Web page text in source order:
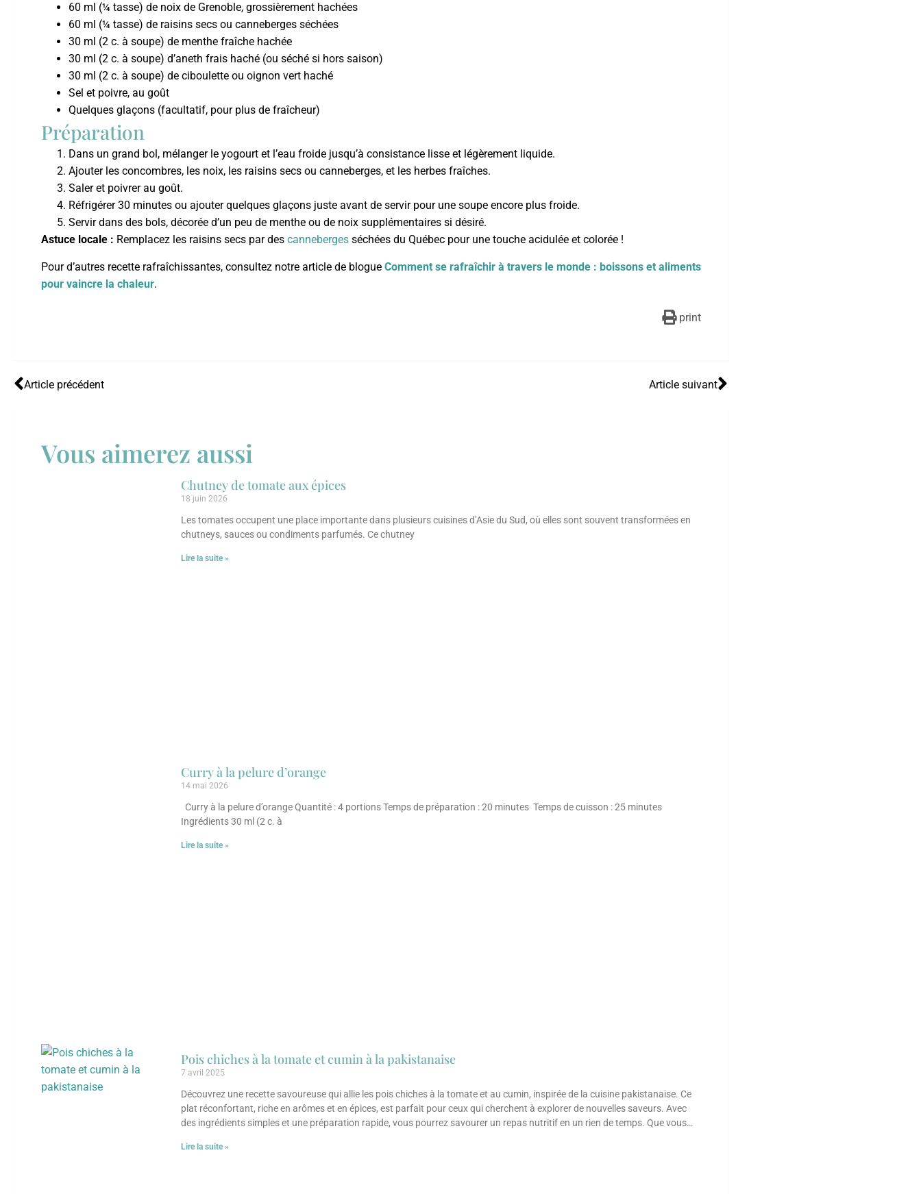
60 ml (¼ tasse) de noix de Grenoble, grossièrement hachées
60 ml (¼ tasse) de raisins secs ou canneberges séchées
30 ml (2 c. à soupe) de menthe fraîche hachée
30 ml (2 c. à soupe) d’aneth frais haché (ou séché si hors saison)
30 ml (2 c. à soupe) de ciboulette ou oignon vert haché
Sel et poivre, au goût
Quelques glaçons (facultatif, pour plus de fraîcheur)
Préparation
Dans un grand bol, mélanger le yogourt et l’eau froide jusqu’à consistance lisse et légèrement liquide.
Ajouter les concombres, les noix, les raisins secs ou canneberges, et les herbes fraîches.
Saler et poivrer au goût.
Réfrigérer 30 minutes ou ajouter quelques glaçons juste avant de servir pour une soupe encore plus froide.
Servir dans des bols, décorée d’un peu de menthe ou de noix supplémentaires si désiré.
Astuce locale : Remplacez les raisins secs par des canneberges séchées du Québec pour une touche acidulée et colorée !
Pour d’autres recette rafraîchissantes, consultez notre article de blogue Comment se rafraîchir à travers le monde : boissons et aliments
pour vaincre la chaleur.
print
Article précédent Article suivant
Vous aimerez aussi
Chutney de tomate aux épices
18 juin 2026
Les tomates occupent une place importante dans plusieurs cuisines d’Asie du Sud, où elles sont souvent transformées en
chutneys, sauces ou condiments parfumés. Ce chutney
Lire la suite »
Curry à la pelure d’orange
14 mai 2026
Curry à la pelure d’orange Quantité : 4 portions Temps de préparation : 20 minutes Temps de cuisson : 25 minutes
Ingrédients 30 ml (2 c. à
Lire la suite »
Pois chiches à la tomate et cumin à la pakistanaise
7 avril 2025
Découvrez une recette savoureuse qui allie les pois chiches à la tomate et au cumin, inspirée de la cuisine pakistanaise. Ce
plat réconfortant, riche en arômes et en épices, est parfait pour ceux qui cherchent à explorer de nouvelles saveurs. Avec
des ingrédients simples et une préparation rapide, vous pourrez savourer un repas nutritif en un rien de temps. Que vous
papilles. Plongez dans l’univers des saveurs pakistanaises et laissez-vous tenter par cette délicieuse combinaison!
Lire la suite »